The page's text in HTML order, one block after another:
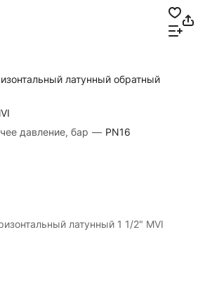
латунный обратный
давление, бар — PN16
латунный 1 1/2" MVI